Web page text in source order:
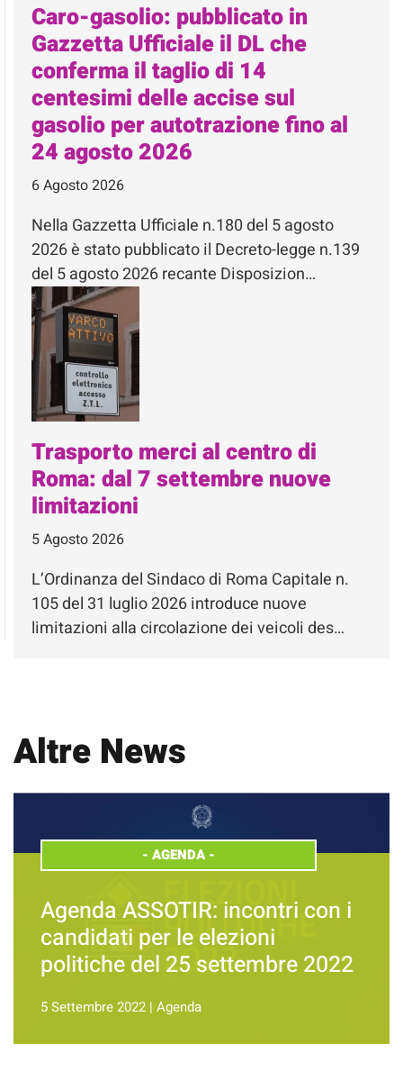
Caro-gasolio: pubblicato in
Gazzetta Ufficiale il DL che
conferma il taglio di 14
centesimi delle accise sul
gasolio per autotrazione fino al
24 agosto 2026
6 Agosto 2026
Nella Gazzetta Ufficiale n.180 del 5 agosto
2026 è stato pubblicato il Decreto-legge n.139
del 5 agosto 2026 recante Disposizion…
Trasporto merci al centro di
Roma: dal 7 settembre nuove
limitazioni
5 Agosto 2026
L’Ordinanza del Sindaco di Roma Capitale n.
105 del 31 luglio 2026 introduce nuove
limitazioni alla circolazione dei veicoli des…
Altre News
- AGENDA-
Agenda ASSOTIR: incontri con i
candidati per le elezioni
politiche del 25 settembre 2022
5 Settembre 2022 | Agenda